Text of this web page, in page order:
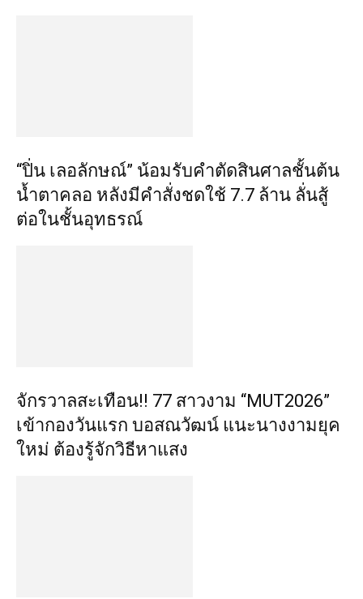
“ปิ่น เลอลักษณ์” น้อมรับคำตัดสินศาลชั้นต้น
น้ำตาคลอ หลังมีคำสั่งชดใช้ 7.7 ล้าน ลั่นสู้
ต่อในชั้นอุทธรณ์
จักรวาลสะเทือน!! 77 สาวงาม “MUT2026”
เข้ากองวันแรก บอสณวัฒน์ แนะนางงามยุค
ใหม่ ต้องรู้จักวิธีหาแสง